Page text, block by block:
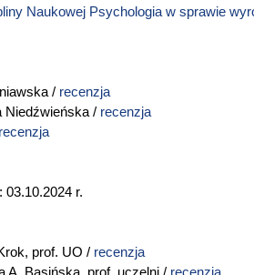
Naukowej Psychologia w sprawie
/ recenzja
Niedźwieńska / recenzja
recenzja
03.10.2024 r.
prof. UO / recenzja